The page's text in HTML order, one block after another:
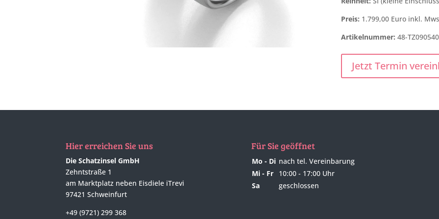
Preis: 1.799,00 Euro inkl.
Artikelnummer: 48-
Jetzt Termin
Hier erreichen Sie uns
Die Schatzinsel GmbH
Zehntstraße 1
am Marktplatz neben Eisdiele iTrevi
97421 Schweinfurt
+49 (9721) 299 368
Für Sie geöffnet
Mo - Di nach tel. Vereinbarung
Mi - Fr
10:00 - 17:00 Uhr
Sa
geschlossen